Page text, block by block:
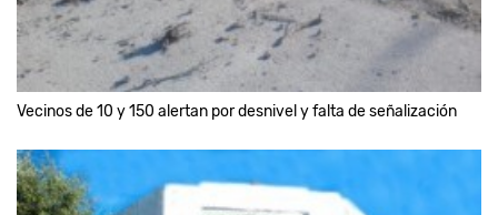
Vecinos de 10 y 150 alertan por desnivel y falta de señalización